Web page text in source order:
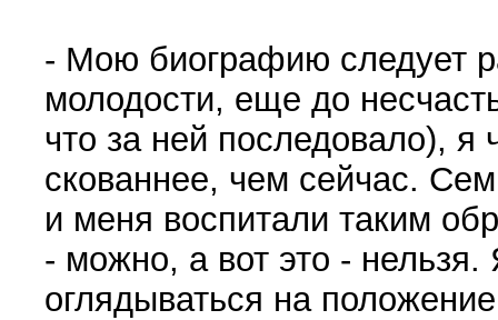
- Мою биографию следует
молодости, еще до
что за ней последовало), я
скованнее, чем сейчас.
и меня воспитали таким
- можно, а вот это -
оглядываться на